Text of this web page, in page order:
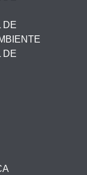
DE
DE